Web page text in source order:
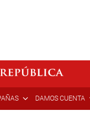
DAMOS CUENTA